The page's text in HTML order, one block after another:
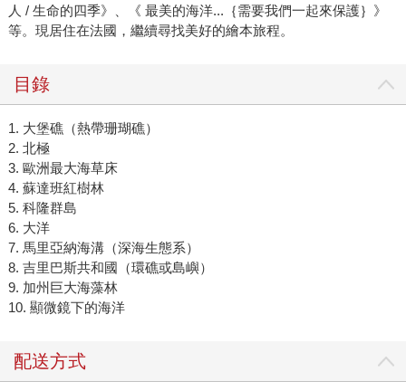
人 / 生命的四季》、《 最美的海洋...｛需要我們一起來保護｝》
等。現居住在法國，繼續尋找美好的繪本旅程。
目錄
1. 大堡礁（熱帶珊瑚礁）
2. 北極
3. 歐洲最大海草床
4. 蘇達班紅樹林
5. 科隆群島
6. 大洋
7. 馬里亞納海溝（深海生態系）
8. 吉里巴斯共和國（環礁或島嶼）
9. 加州巨大海藻林
10. 顯微鏡下的海洋
配送方式